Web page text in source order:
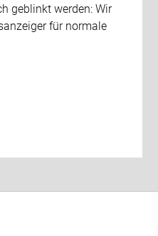
geblinkt werden: Wir
für normale